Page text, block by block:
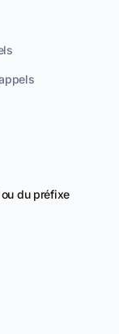
du préfixe